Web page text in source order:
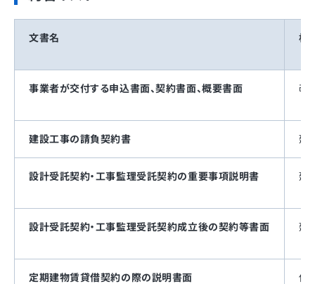
文書名 根
事業者が交付する申込書面、契約書面、概要書面 改
建設工事の請負契約書 建
設計受託契約・工事監理受託契約の重要事項説明書 建
設計受託契約・工事監理受託契約成立後の契約等書面 建
定期建物賃貸借契約の際の説明書面 借